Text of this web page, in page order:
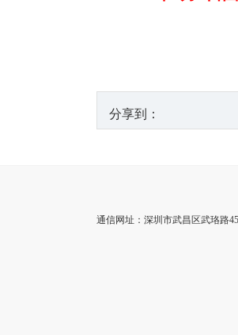
分享到：
通信网址：深圳市武昌区武珞路